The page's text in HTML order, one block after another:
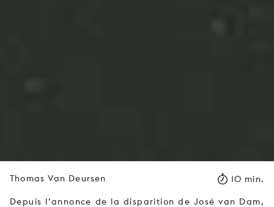
Thomas Van Deursen 10 min.
Depuis l’annonce de la disparition de José van Dam,